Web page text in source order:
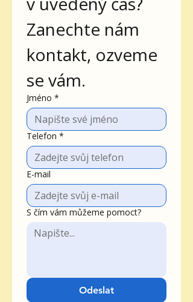
Zanechte nám
kontakt, ozveme
se vám.
Jméno *
Telefon *
E-mail
S čím vám můžeme pomoct?
Odeslat